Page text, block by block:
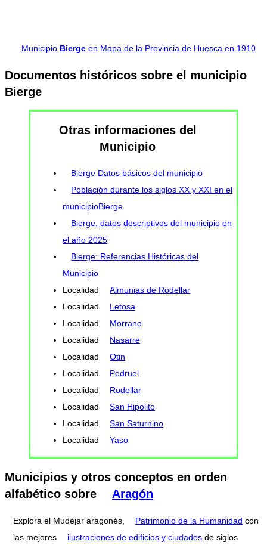
Municipio Bierge en Mapa de la Provincia de Huesca en 1910
Documentos históricos sobre el municipio
Bierge
Otras informaciones del
Municipio
Bierge Datos básicos del municipio
Población durante los siglos XX y XXI en el
municipioBierge
Bierge, datos descriptivos del municipio en
el año 2025
Bierge: Referencias Históricas del
Municipio
Localidad
Almunias de Rodellar
Localidad
Letosa
Localidad
Morrano
Localidad
Nasarre
Localidad
Otin
Localidad
Pedruel
Localidad
Rodellar
Localidad
San Hipolito
Localidad
San Saturnino
Localidad
Yaso
Municipios y otros conceptos en orden
alfabético sobre
Aragón
Explora el Mudéjar aragonés, Patrimonio de la Humanidad con
las mejores
ilustraciones de edificios y ciudades de siglos